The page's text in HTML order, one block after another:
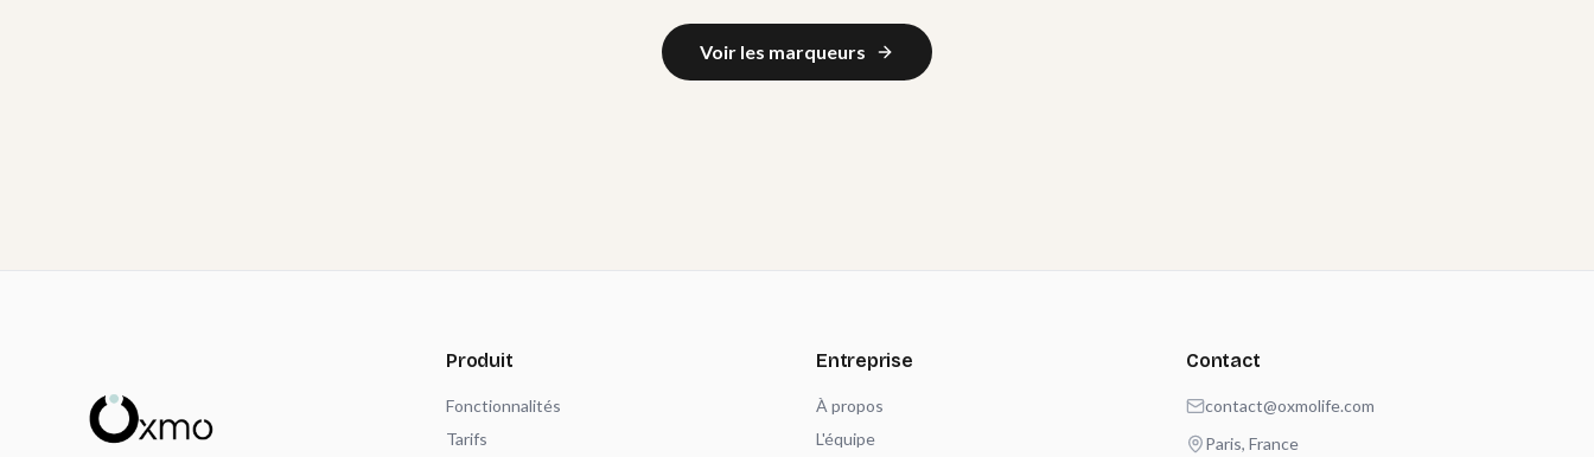
Voir les marqueurs
Produit
Fonctionnalités
Tarifs
Entreprise
À propos
L'équipe
Contact
contact@oxmolife.com
Paris, France